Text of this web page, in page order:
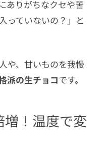
ありがちなクセや苦
っていないの？」と
や、甘いものを我慢
派の生チョコです。
！温度で変